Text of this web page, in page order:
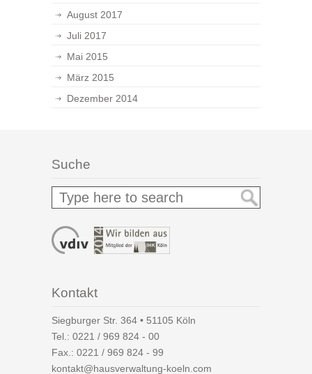
August 2017
Juli 2017
Mai 2015
März 2015
Dezember 2014
Suche
Kontakt
Siegburger Str. 364 • 51105 Köln
Tel.: 0221 / 969 824 - 00
Fax.: 0221 / 969 824 - 99
kontakt@hausverwaltung-koeln.com